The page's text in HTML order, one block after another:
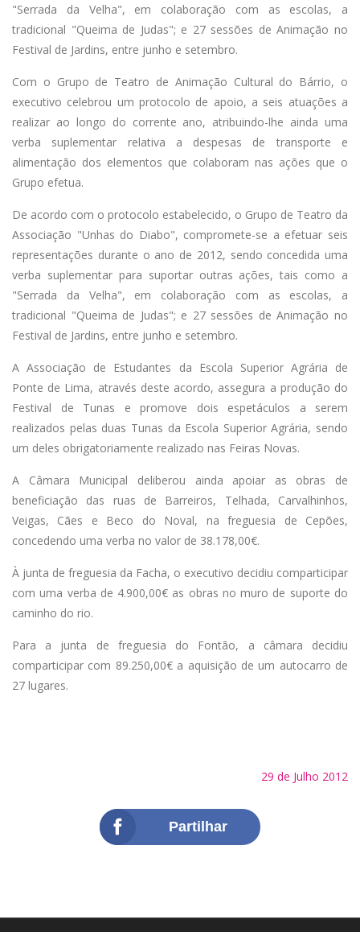
"Serrada da Velha", em colaboração com as escolas, a
tradicional "Queima de Judas"; e 27 sessões de Animação no
Festival de Jardins, entre junho e setembro.
Com o Grupo de Teatro de Animação Cultural do Bárrio, o
executivo celebrou um protocolo de apoio, a seis atuações a
realizar ao longo do corrente ano, atribuindo-lhe ainda uma
verba suplementar relativa a despesas de transporte e
alimentação dos elementos que colaboram nas ações que o
Grupo efetua.
De acordo com o protocolo estabelecido, o Grupo de Teatro da
Associação "Unhas do Diabo", compromete-se a efetuar seis
representações durante o ano de 2012, sendo concedida uma
verba suplementar para suportar outras ações, tais como a
"Serrada da Velha", em colaboração com as escolas, a
tradicional "Queima de Judas"; e 27 sessões de Animação no
Festival de Jardins, entre junho e setembro.
A Associação de Estudantes da Escola Superior Agrária de
Ponte de Lima, através deste acordo, assegura a produção do
Festival de Tunas e promove dois espetáculos a serem
realizados pelas duas Tunas da Escola Superior Agrária, sendo
um deles obrigatoriamente realizado nas Feiras Novas.
A Câmara Municipal deliberou ainda apoiar as obras de
beneficiação das ruas de Barreiros, Telhada, Carvalhinhos,
Veigas, Cães e Beco do Noval, na freguesia de Cepões,
concedendo uma verba no valor de 38.178,00€.
À junta de freguesia da Facha, o executivo decidiu comparticipar
com uma verba de 4.900,00€ as obras no muro de suporte do
caminho do rio.
Para a junta de freguesia do Fontão, a câmara decidiu
comparticipar com 89.250,00€ a aquisição de um autocarro de
27 lugares.
29 de Julho 2012
Partilhar